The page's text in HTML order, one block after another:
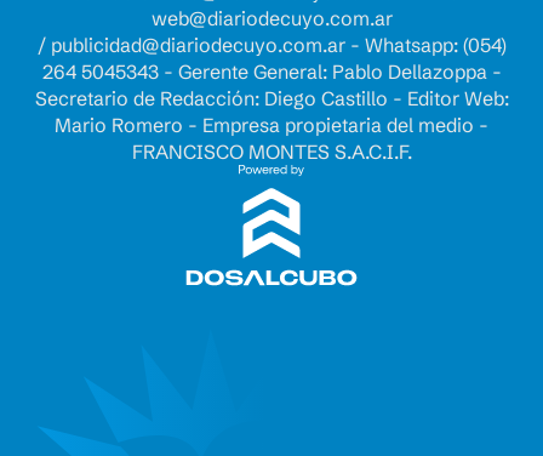
web@diariodecuyo.com.ar
/ publicidad@diariodecuyo.com.ar- Whatsapp: (054)
264 5045343 - Gerente General: Pablo Dellazoppa -
Secretario de Redacción: Diego Castillo - Editor Web:
Mario Romero - Empresa propietaria del medio -
FRANCISCO MONTES S.A.C.I.F.